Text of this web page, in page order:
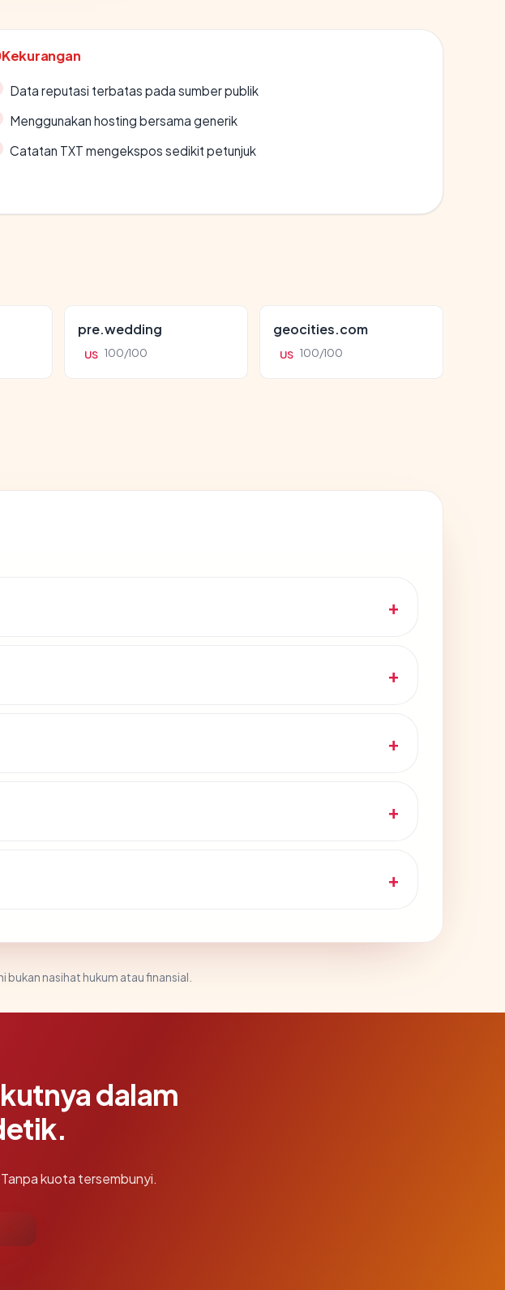
Kekurangan
Data reputasi terbatas pada sumber publik
Menggunakan hosting bersama generik
Catatan TXT mengekspos sedikit petunjuk
pre.wedding
US 100/100
geocities.com
US 100/100
bukan nasihat hukum atau finansial.
dalam
kuota tersembunyi.